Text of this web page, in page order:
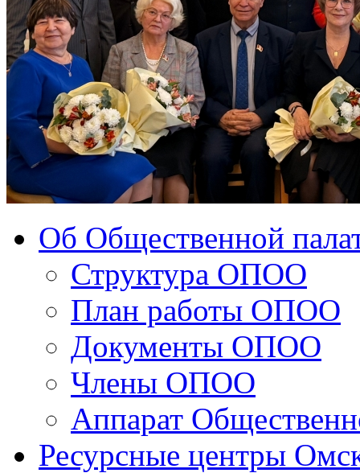
Об Общественной
Структура ОПОО
План работы ОПОО
Документы ОПОО
Члены ОПОО
Аппарат
Ресурсные центры